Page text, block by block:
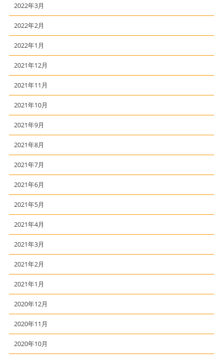
2022年3月
2022年2月
2022年1月
2021年12月
2021年11月
2021年10月
2021年9月
2021年8月
2021年7月
2021年6月
2021年5月
2021年4月
2021年3月
2021年2月
2021年1月
2020年12月
2020年11月
2020年10月